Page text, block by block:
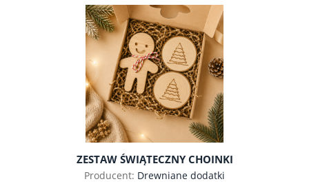
ZESTAW ŚWIĄTECZNY CHOINKI
Producent: Drewniane dodatki